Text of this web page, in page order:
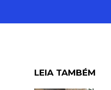
LEIA TAMBÉM